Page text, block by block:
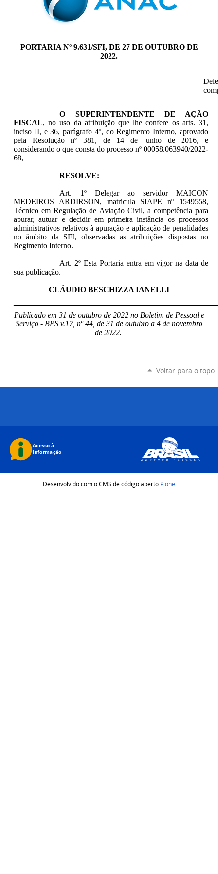
PORTARIA Nº 9.631/SFI, DE 27 DE OUTUBRO DE
2022.
O SUPERINTENDENTE DE AÇÃO
FISCAL, no uso da atribuição que lhe confere os arts. 31,
inciso II, e 36, parágrafo 4º, do Regimento Interno, aprovado
pela Resolução nº 381, de 14 de junho de 2016, e
considerando o que consta do processo nº 00058.063940/2022-
68,
RESOLVE:
Art. 1º Delegar ao servidor MAICON
MEDEIROS ARDIRSON, matrícula SIAPE nº 1549558,
Técnico em Regulação de Aviação Civil, a competência para
apurar, autuar e decidir em primeira instância os processos
administrativos relativos à apuração e aplicação de penalidades
no âmbito da SFI, observadas as atribuições dispostas no
Regimento Interno.
Art. 2º Esta Portaria entra em vigor na data de
sua publicação.
CLÁUDIO BESCHIZZA IANELLI
Publicado em 31 de outubro de 2022 no Boletim de Pessoal e
Serviço - BPS v.17, nº 44, de 31 de outubro a 4 de novembro
de 2022.
Voltar para o topo
Desenvolvido com o CMS de código aberto Plone